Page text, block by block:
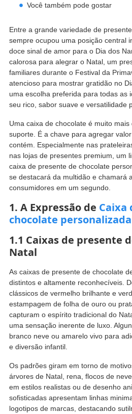
Você também pode gostar
Entre a grande variedade de
sempre ocupou uma posição central
doce sinal de amor para o Dia dos
calorosa para alegrar o Natal, um
familiares durante o Festival da
atencioso para mostrar gratidão no
uma escolha preferida para todas as
seu rico, sabor suave e versatilidade
Uma caixa de chocolate é muito
suporte. É a chave para agregar
contém. Especialmente nas
nas lojas de presentes premium, um
caixa de presente de chocolate
se destacará da multidão e chamará
consumidores em um segundo.
1. A Expressão de Caixa
chocolate personalizada
1.1 Caixas de presente
Natal
As caixas de presente de chocolate
distintos e altamente reconhecíveis.
clássicos de vermelho brilhante e
estampagem de folha de ouro ou
capturam o espírito tradicional do
uma sensação inerente de luxo.
branco neve ou amarelo vivo para
e diversão infantil.
Os padrões giram em torno de
árvores de Natal, rena, flocos de
em estilos realistas ou de desenho
sofisticadas apresentam linhas
logotipos de marcas, destacando